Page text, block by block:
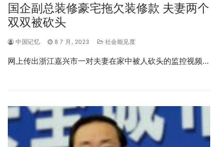
国企副总装修豪宅拖欠装修款 夫妻两个
双双被砍头
中国记忆 8 7 月, 2023 社会能见度
网上传出浙江嘉兴市一对夫妻在家中被人砍头的监控视频…